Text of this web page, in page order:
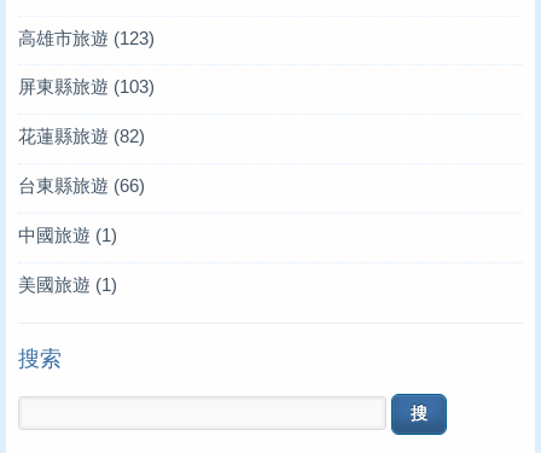
高雄市旅遊 (123)
屏東縣旅遊 (103)
花蓮縣旅遊 (82)
台東縣旅遊 (66)
中國旅遊 (1)
美國旅遊 (1)
搜索